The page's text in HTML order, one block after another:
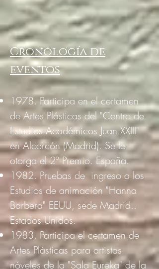
Cronología de
eventos
1978. Participa en el certamen
de Artes Plásticas del "Centro de
Estudios Académicos Juan XXIII"
en Alcorcón (Madrid). Se le
otorga el 2º Premio. España.
1982. Pruebas de ingreso a los
Estudios de animación "Hanna
Barbera" EEUU, sede Madrid..
Estados Unidos.
1983. Participa el certamen de
Artes Plásticas para artistas
nóveles de la "Sala Eureka" de la